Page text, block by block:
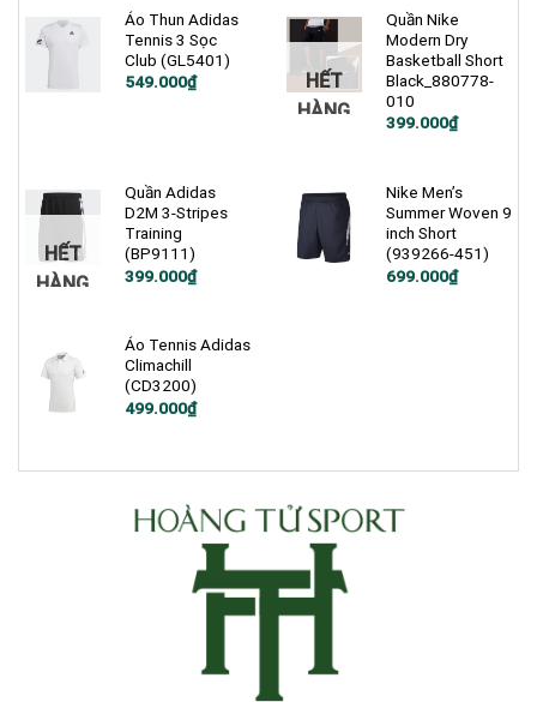
599.000₫.
Áo Thun Adidas
Tennis 3 Sọc
Club (GL5401)
Giá
549.000₫
Giá
HẾT
HÀNG
Quần Nike
Modern Dry
Basketball Short
Black_880778-
010
Giá
399.000₫
Giá
399.000₫.
HẾT
HÀNG
Quần Adidas
D2M 3-Stripes
Training
(BP9111)
Giá
399.000₫
Giá
399.000₫.
Nike Men’s
Summer Woven 9
inch Short
(939266-451)
Giá
699.000₫
Giá
Áo Tennis Adidas
Climachill
(CD3200)
Giá
499.000₫
Giá
499.000₫.